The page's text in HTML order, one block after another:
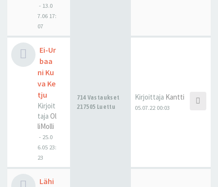
- 13.0
7.06 17:
07
Ei-Ur
baa
ni Ku
va Ke
tju
Kirjoit
taja Ol
liMolli
- 25.0
6.05 23:
23
714 Vastaukset
217505 Luettu
Kirjoittaja Kantti
05.07.22 00:03
Lähi